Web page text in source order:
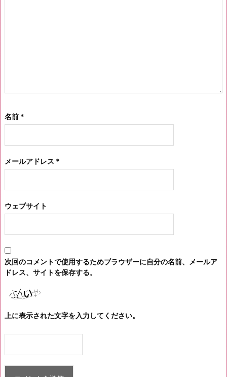
名前 *
メールアドレス *
ウェブサイト
次回のコメントで使用するためブラウザーに自分の名前、メールア
ドレス、サイトを保存する。
上に表示された文字を入力してください。